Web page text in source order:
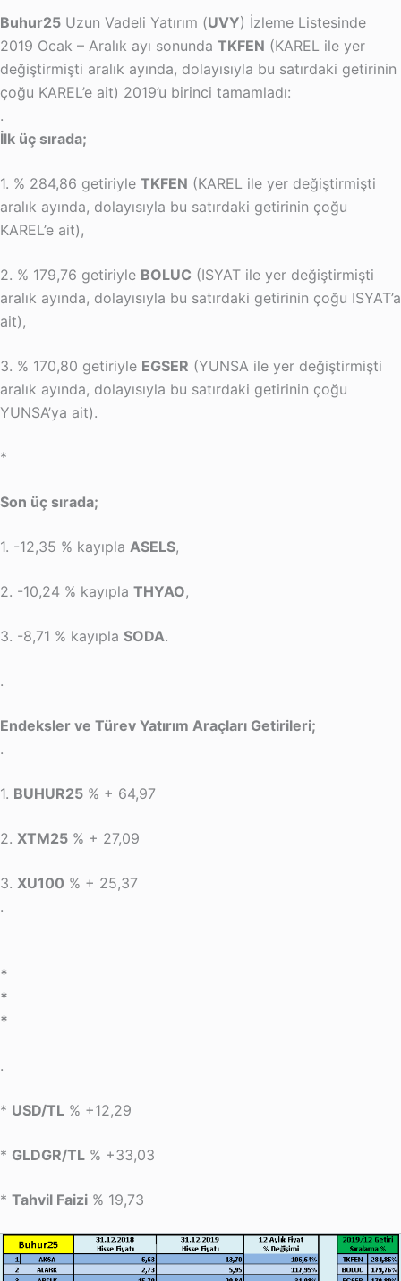
Buhur25 Uzun Vadeli Yatırım (UVY) İzleme Listesinde
2019 Ocak – Aralık ayı sonunda TKFEN (KAREL ile yer
değiştirmişti aralık ayında, dolayısıyla bu satırdaki getirinin
çoğu KAREL’e ait) 2019’u birinci tamamladı:
.
İlk üç sırada;
1. % 284,86 getiriyle TKFEN (KAREL ile yer değiştirmişti
aralık ayında, dolayısıyla bu satırdaki getirinin çoğu
KAREL’e ait),
2. % 179,76 getiriyle BOLUC (ISYAT ile yer değiştirmişti
aralık ayında, dolayısıyla bu satırdaki getirinin çoğu ISYAT’a
ait),
3. % 170,80 getiriyle EGSER (YUNSA ile yer değiştirmişti
aralık ayında, dolayısıyla bu satırdaki getirinin çoğu
YUNSA’ya ait).
*
Son üç sırada;
1. -12,35 % kayıpla ASELS,
2. -10,24 % kayıpla THYAO,
3. -8,71 % kayıpla SODA.
.
Endeksler ve Türev Yatırım Araçları Getirileri;
.
1. BUHUR25 % + 64,97
2. XTM25 % + 27,09
3. XU100 % + 25,37
.
*
*
*
.
* USD/TL % +12,29
* GLDGR/TL % +33,03
* Tahvil Faizi % 19,73